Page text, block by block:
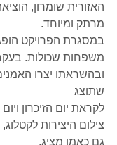
האזורית שומרון,
מרתק ומיוחד.
במסגרת הפרויקט
משפחות שכולות.
ובהשראתו יצרו
שתוצג
לקראת יום הזיכרון
צילום היצירות
גם כאמן מציג.